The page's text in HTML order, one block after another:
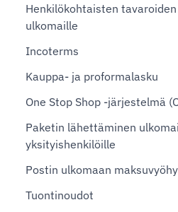
Henkilökohtaisten
ulkomaille
Incoterms
Kauppa- ja proformalasku
One Stop Shop -järjestelmä
Paketin lähettäminen
yksityishenkilöille
Postin ulkomaan
Tuontinoudot